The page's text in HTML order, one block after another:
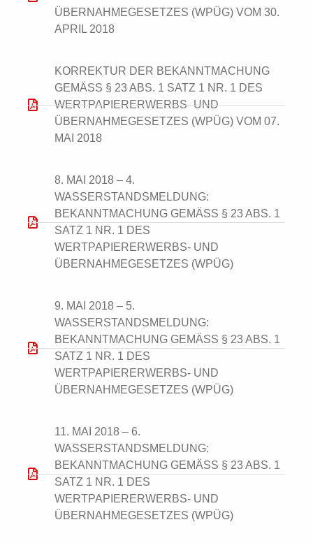
BERNAHMEGESETZES (WPÜG) VOM 30. A
PRIL 2018
KORREKTUR DER BEKANNTMACHUNG
GEMÄSS § 23 ABS. 1 SATZ 1 NR. 1 DES W
ERTPAPIERERWERBS- UND Ü
BERNAHMEGESETZES (WPÜG) VOM 07. M
AI 2018
8. MAI 2018 – 4.
WASSERSTANDSMELDUNG:
BEKANNTMACHUNG GEMÄSS § 23 ABS. 1 S
ATZ 1 NR. 1 DES W
ERTPAPIERERWERBS- UND Ü
BERNAHMEGESETZES (WPÜG)
9. MAI 2018 – 5.
WASSERSTANDSMELDUNG:
BEKANNTMACHUNG GEMÄSS § 23 ABS. 1 S
ATZ 1 NR. 1 DES W
ERTPAPIERERWERBS- UND Ü
BERNAHMEGESETZES (WPÜG)
11. MAI 2018 – 6.
WASSERSTANDSMELDUNG:
BEKANNTMACHUNG GEMÄSS § 23 ABS. 1 S
ATZ 1 NR. 1 DES W
ERTPAPIERERWERBS- UND Ü
BERNAHMEGESETZES (WPÜG)